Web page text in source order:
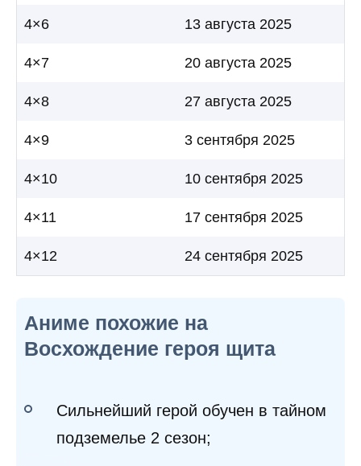
4×6 13 августа 2025
4×7 20 августа 2025
4×8 27 августа 2025
4×9 3 сентября 2025
4×10 10 сентября 2025
4×11 17 сентября 2025
4×12 24 сентября 2025
Аниме похожие на
Восхождение героя щита
Сильнейший герой обучен в тайном
подземелье 2 сезон;